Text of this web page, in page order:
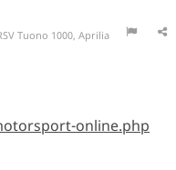
Tuono 1000, Aprilia
online.php